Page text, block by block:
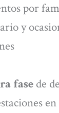
por
y
fasede
en